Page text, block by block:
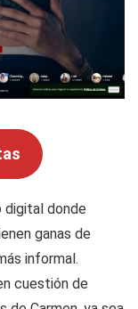
digital donde
ganas de
informal.
cuestión de